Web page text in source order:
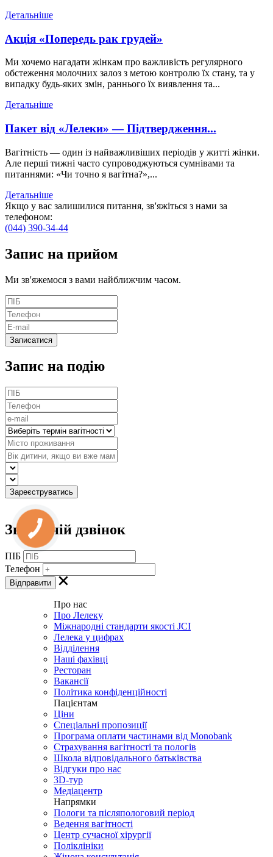
Детальніше
Акція «Попередь рак грудей»
Ми хочемо нагадати жінкам про важливість регулярного
обстеження молочних залоз з метою контролю їх стану, та у
випадку будь-яких змін, раннього їх виявлення та...
Детальніше
Пакет від «Лелеки» — Підтвердження...
Вагітність — один із найважливіших періодів у житті жінки.
Але перші тижні часто супроводжуються сумнівами та
питаннями: «Чи точно я вагітна?»,...
Детальніше
Якщо у вас залишилися питання, зв'яжіться з нами за
телефоном:
(044) 390-34-44
Запис на прийом
Ми зв'яжемося з вами найближчим часом.
Запис на подію
Зворотній дзвінок
ПІБ
Телефон
Про нас
Про Лелеку
Міжнародні стандарти якості JCI
Лелека у цифрах
Відділення
Наші фахівці
Ресторан
Вакансії
Політика конфіденційності
Пацієнтам
Ціни
Спеціальні пропозиції
Програма оплати частинами від Monobank
Страхування вагітності та пологів
Школа відповідального батьківства
Відгуки про нас
3D-тур
Медіацентр
Напрямки
Пологи та післяпологовий період
Ведення вагітності
Центр сучасної хірургії
Поліклініки